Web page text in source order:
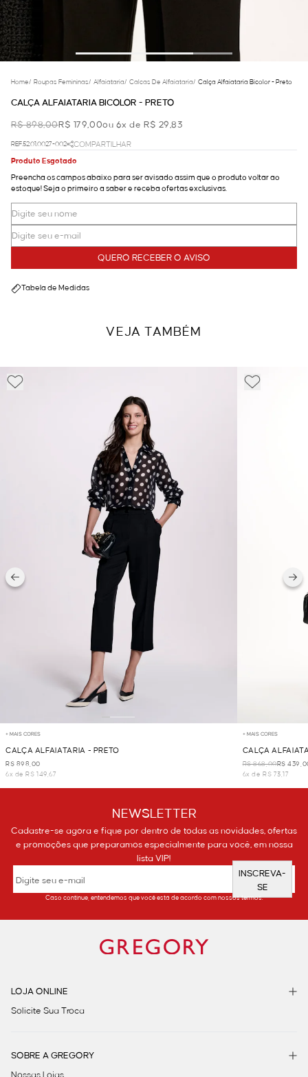
Home/ Roupas Femininas/ Alfaiataria/ Calcas De Alfaiataria/ Calça Alfaiataria Bicolor - Preto
CALÇA ALFAIATARIA BICOLOR - PRETO
R$ 898,00R$ 179,00ou 6x de R$ 29,83
REF.52.01.0027-002
COMPARTILHAR
Produto Esgotado
Preencha os campos abaixo para ser avisado assim que o produto voltar ao
estoque! Seja o primeiro a saber e receba ofertas exclusivas.
QUERO RECEBER O AVISO
Tabela de Medidas
VEJA TAMBÉM
+ MAIS CORES
CALÇA ALFAIATARIA - PRETO
R$ 898,00
6x de R$ 149,67
+ MAIS CORES
CALÇA
R$ 868,00R$
6x de R$ 73,17
NEWSLETTER
Cadastre-se agora e fique por dentro de todas as novidades, ofertas
e promoções que preparamos especialmente para você, em nossa
lista VIP!
INSCREVA-
SE
Caso continue, entendemos que você está de acordo com nossos termos.
LOJA ONLINE
Solicite Sua Troca
SOBRE A GREGORY